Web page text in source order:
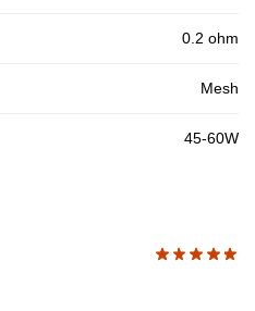
0.2 ohm
Mesh
45-60W